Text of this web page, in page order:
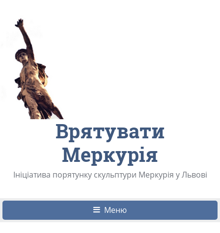
Врятувати
Меркурія
Ініціатива порятунку скульптури Меркурія у Львові
Меню